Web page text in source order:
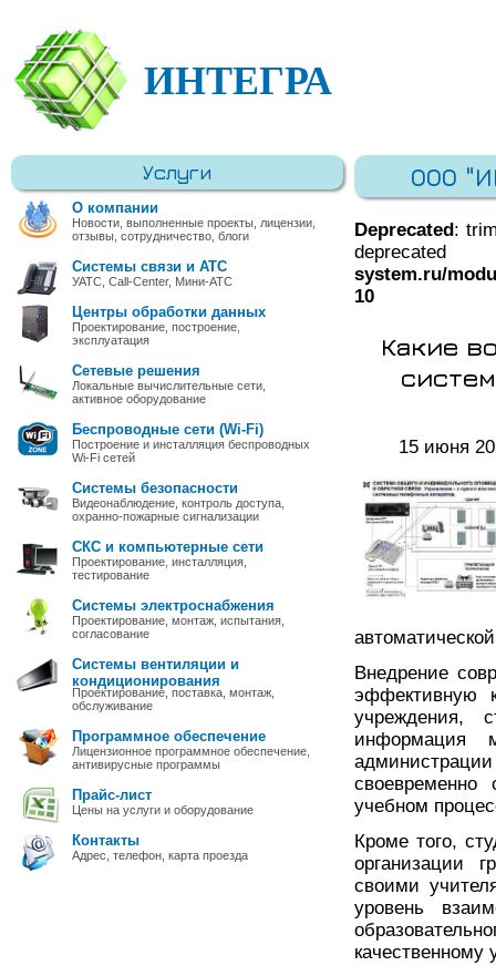
ИНТЕГРА
Услуги
О компании
Новости, выполненные проекты, лицензии,
отзывы, сотрудничество, блоги
Системы связи и АТС
УАТС, Call-Center, Мини-АТС
Центры обработки данных
Проектирование, построение,
эксплуатация
Сетевые решения
Локальные вычислительные сети,
активное оборудование
Беспроводные сети (Wi-Fi)
Построение и инсталляция беспроводных
Wi-Fi сетей
Системы безопасности
Видеонаблюдение, контроль доступа,
охранно-пожарные сигнализации
СКС и компьютерные сети
Проектирование, инсталляция,
тестирование
Системы электроснабжения
Проектирование, монтаж, испытания,
согласование
Системы вентиляции и
кондиционирования
Проектирование, поставка, монтаж,
обслуживание
Программное обеспечение
Лицензионное программное обеспечение,
антивирусные программы
Прайс-лист
Цены на услуги и оборудование
Контакты
Адрес, телефон, карта проезда
ООО
Deprecated:
system.ru/
10
Какие
15 июня
Внедрение
эффективную
учреждения,
информация
учебном
Кроме того,
организации
своими
уровень
качественному